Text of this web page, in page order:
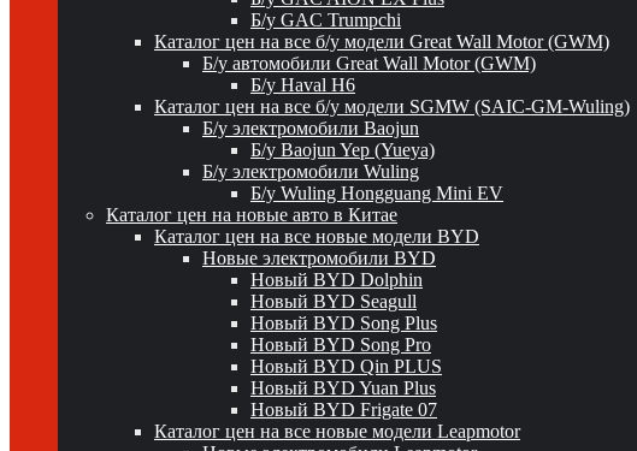
Б/у GAC Trumpchi
Каталог цен на все б/у модели Great Wall Motor (GWM)
Б/у автомобили Great Wall Motor (GWM)
Б/у Haval H6
Каталог цен на все б/у модели SGMW (SAIC-GM-Wuling)
Б/у электромобили Baojun
Б/у Baojun Yep (Yueya)
Б/у электромобили Wuling
Б/у Wuling Hongguang Mini EV
Каталог цен на новые авто в Китае
Каталог цен на все новые модели BYD
Новые электромобили BYD
Новый BYD Dolphin
Новый BYD Seagull
Новый BYD Song Plus
Новый BYD Song Pro
Новый BYD Qin PLUS
Новый BYD Yuan Plus
Новый BYD Frigate 07
Каталог цен на все новые модели Leapmotor